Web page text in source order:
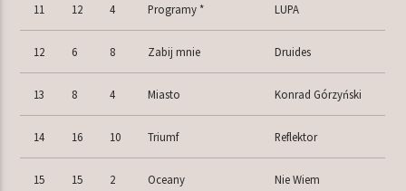
11 12 4 Programy * LUPA
12 6 8 Zabij mnie Druides
13 8 4 Miasto Konrad Górzyński
14 16 10 Triumf Reflektor
15 15 2 Oceany Nie Wiem